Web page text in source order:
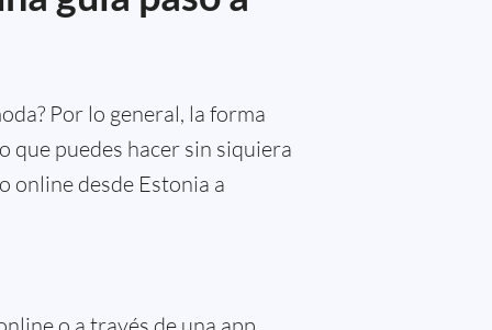
Por lo general, la forma
que puedes hacer sin siquiera
online desde Estonia a